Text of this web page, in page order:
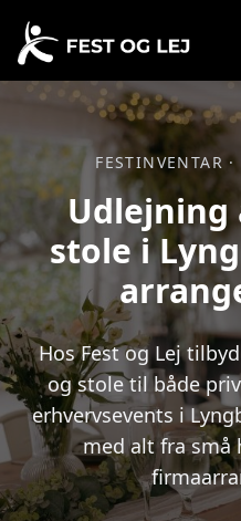
FESTINVENTAR
Udlejning
stole i
Hos Fest og Lej
og stole til både
erhvervsevents i
med alt fra små